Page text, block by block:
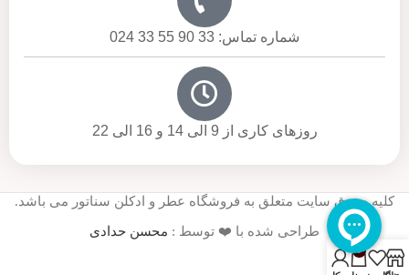
شماره تماس: 33 90 55 33 024
روزهای کاری از 9 الی 14 و 16 الی 22
کلیه حقوق سایت متعلق به فروشگاه عطر و ادکلن سناتور می باشد.
طراحی شده با ❤️ توسط : محسن حدادی
0